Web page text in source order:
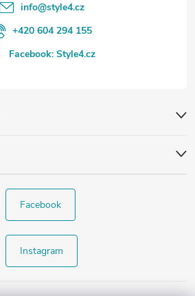
info@style4.cz
+420 604 294 155
Facebook: Style4.cz
Facebook
Instagram